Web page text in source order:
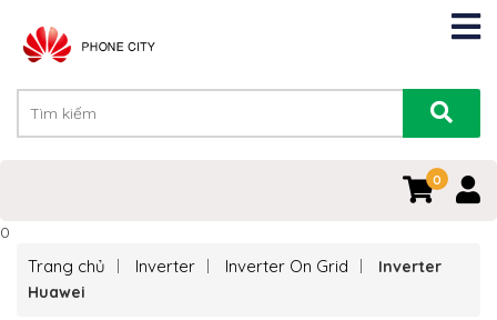
0
0
Trang chủ Inverter Inverter On Grid
Inverter
Huawei